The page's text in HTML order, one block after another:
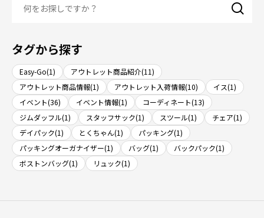
タグから探す
Easy-Go(1)
アウトレット商品紹介(11)
アウトレット商品情報(1)
アウトレット入荷情報(10)
イス(1)
イベント(36)
イベント情報(1)
コーディネート(13)
ジムダッフル(1)
スタッフサック(1) スツール(1)
チェア(1)
デイパック(1)
とくちゃん(1)
パッキング(1)
パッキングオーガナイザー(1)
バッグ(1)
バックパック(1)
ボストンバッグ(1)
リュック(1)